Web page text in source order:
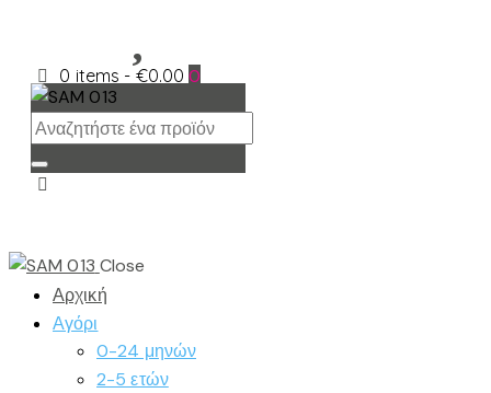
0 items - €0.00 0
Close
Αρχική
Αγόρι
0-24 μηνών
2-5 ετών